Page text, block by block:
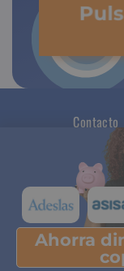
Contacto
Ahorra
Pulsa